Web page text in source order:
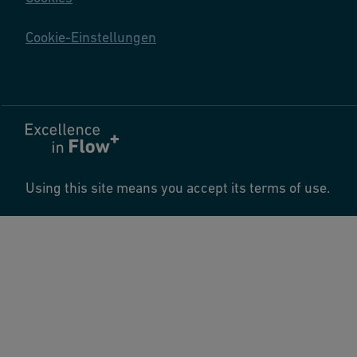
Cookie-Einstellungen
Using this site means you accept its terms of use.